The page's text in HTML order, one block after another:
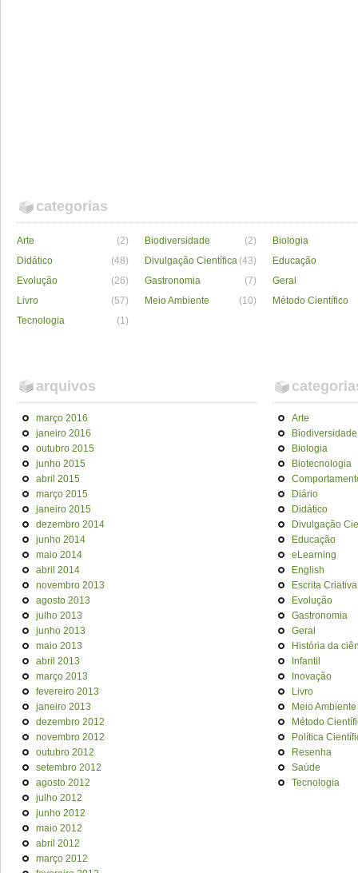
categorias
Arte (2) Biodiversidade (2)
Biologia
Didático
(48) Divulgação Científica (43)
Educação
Evolução
(26) Gastronomia (7)
Geral
Livro
(57) Meio Ambiente (10)
Método Científico
Tecnologia
(1)
arquivos
março 2016
janeiro 2016
outubro 2015
junho 2015
abril 2015
março 2015
janeiro 2015
dezembro 2014
junho 2014
maio 2014
abril 2014
novembro 2013
agosto 2013
julho 2013
junho 2013
maio 2013
abril 2013
março 2013
fevereiro 2013
janeiro 2013
dezembro 2012
novembro 2012
outubro 2012
setembro 2012
agosto 2012
julho 2012
junho 2012
maio 2012
abril 2012
março 2012
Arte
Biodiversidade
Biologia
Biotecnologia
Diário
Didático
Divulgação
Educação
eLearning
English
Escrita Criativa
Evolução
Gastronomia
Geral
História da
Infantil
Inovação
Livro
Meio Ambiente
Método
Política
Resenha
Saúde
Tecnologia